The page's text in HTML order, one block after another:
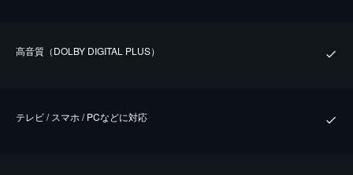
⾼⾳質（DOLBY DIGITAL PLUS）
テレビ / スマホ / PCなどに対応